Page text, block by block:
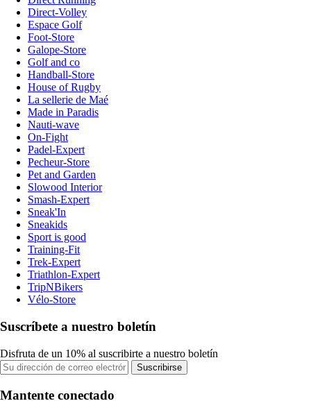
Direct-Volley
Espace Golf
Foot-Store
Galope-Store
Golf and co
Handball-Store
House of Rugby
La sellerie de Maé
Made in Paradis
Nauti-wave
On-Fight
Padel-Expert
Pecheur-Store
Pet and Garden
Slowood Interior
Smash-Expert
Sneak'In
Sneakids
Sport is good
Training-Fit
Trek-Expert
Triathlon-Expert
TripNBikers
Vélo-Store
Suscríbete a nuestro boletín
Disfruta de un 10% al suscribirte a nuestro boletín
Suscribirse
Mantente conectado